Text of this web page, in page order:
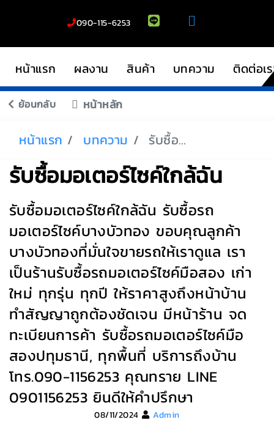
090-115-6253
หน้าแรก ผลงาน สินค้า บทความ ติดต่อเ
ย้อนกลับ หน้าหลัก
หน้าแรก บทความ รับซื้อมอเตอร์ไซค์ใกล้ฉัน
รับซื้อมอเตอร์ไซค์ใกล้ฉัน
รับซื้อมอเตอร์ไซค์ใกล้ฉัน รับซื้อรถ
มอเตอร์ไซค์บางบัวทอง ขอบคุณลูกค้า
บางบัวทองที่มั่นใจขายรถให้เราดูแล เรา
เป็นร้านรับซื้อรถมอเตอร์ไซค์มือสอง เก่า
ใหม่ ทุกรุ่น ทุกปี ให้ราคาสูงถึงหน้าบ้าน
ทำสัญญาถูกต้องชัดเจน มีหน้าร้าน จด
ทะเบียนการค้า รับซื้อรถมอเตอร์ไซค์มือ
สองปทุมธานี, ทุกพื้นที่ บริการถึงบ้าน
โทร.090-1156253 คุณทราย LINE
0901156253 ยินดีให้คำปรึกษา
08/11/2024 Admin